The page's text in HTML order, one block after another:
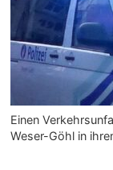
Einen
Weser-Göhl in